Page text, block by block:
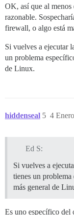
OK, así que al menos
razonable.
firewall, o algo está
Si vuelves a ejecutar
un problema
de Linux.
hiddenseal 4
5
Ed S:
Si vuelves a
tienes un
más general de
Es uno específico del